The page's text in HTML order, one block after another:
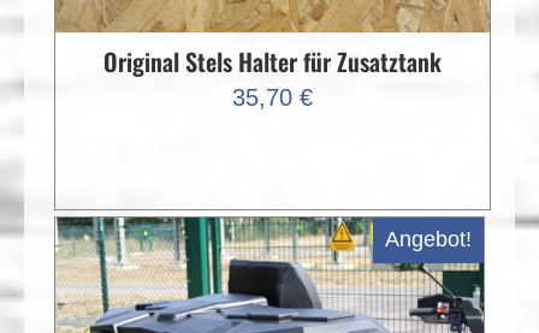
Original Stels Halter für Zusatztank
35,70 €
Angebot!